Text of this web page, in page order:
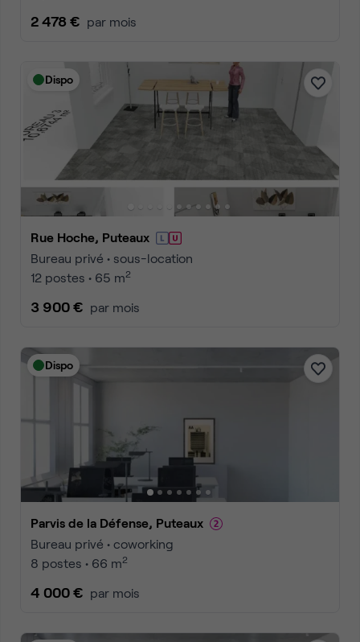
2 478 € par mois
Dispo
Rue Hoche, Puteaux
Bureau privé • sous-location
12 postes • 65 m2
3 900 € par mois
Dispo
Parvis de la Défense, Puteaux
Bureau privé • coworking
8 postes • 66 m2
4 000 € par mois